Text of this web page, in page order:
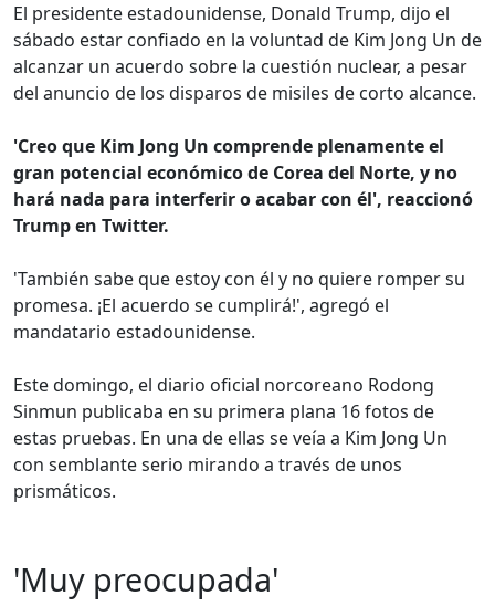
El presidente estadounidense, Donald Trump, dijo el
sábado estar confiado en la voluntad de Kim Jong Un de
alcanzar un acuerdo sobre la cuestión nuclear, a pesar
del anuncio de los disparos de misiles de corto alcance.
'Creo que Kim Jong Un comprende plenamente el
gran potencial económico de Corea del Norte, y no
hará nada para interferir o acabar con él', reaccionó
Trump en Twitter.
'También sabe que estoy con él y no quiere romper su
promesa. ¡El acuerdo se cumplirá!', agregó el
mandatario estadounidense.
Este domingo, el diario oficial norcoreano Rodong
Sinmun publicaba en su primera plana 16 fotos de
estas pruebas. En una de ellas se veía a Kim Jong Un
con semblante serio mirando a través de unos
prismáticos.
'Muy preocupada'